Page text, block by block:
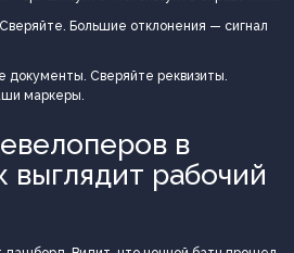
Большие отклонения — сигнал
документы. Сверяйте реквизиты.
маркеры.
в
выглядит рабочий